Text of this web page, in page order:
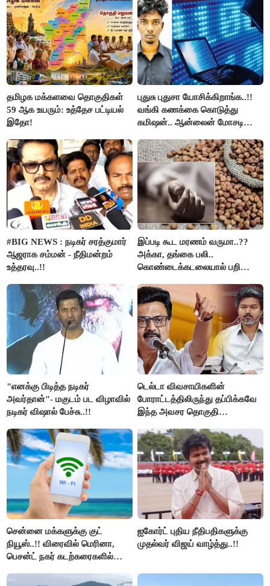
தமிழக மக்களவை தொகுதிகள்
59 ஆக உயரும்: உத்தேச பட்டியல்
இதோ!
புதுசு புதுசா யோசிக்கிறாங்க..!!
வங்கி கணக்கை கொடுத்து
கமிஷன்.. ஆன்லைன் மோசடி
கைது..!!
#BIG NEWS : நடிகர் சரத்குமார்
ஆஜராக சம்மன் - நீதிமன்றம்
உத்தரவு..!!
இப்படி கூட மரணம் வருமா..??
அக்கா, தங்கை பலி..
கொண்டைக்கடலையால் பறிபோன
"எனக்கு பிடித்த நடிகர்
அவர்தான்"- மகுடம் பட விழாவில்
நடிகர் விஷால் பேச்சு..!!
டெல்டா விவசாயிகளின்
போராட்டத்திலிருந்து தப்பிக்கவே
இந்த அவசர தொகுதி
அரங்கேற்றுகிறார் முதலமைச்சர் -
திமுக ஐடி விங்..!!
சென்னை மக்களுக்கு குட்
நியூஸ்..!! விரைவில் மெரினா,
பெசன்ட் நகர் கடற்கரைகளில்
ஐகோர்ட் புதிய நீதிபதிகளுக்கு
முதல்வர் விஜய் வாழ்த்து..!!